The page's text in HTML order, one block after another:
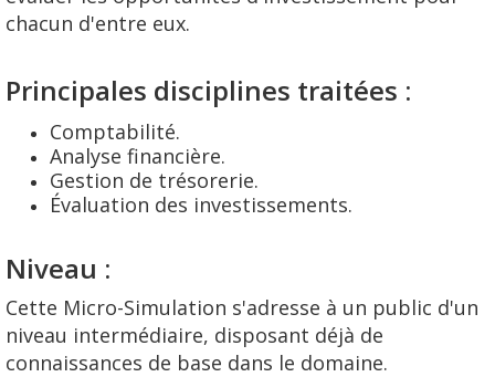
chacun d'entre eux.
Principales disciplines traitées :
Comptabilité.
Analyse financière.
Gestion de trésorerie.
Évaluation des investissements.
Niveau :
Cette Micro-Simulation s'adresse à un public d'un
niveau intermédiaire, disposant déjà de
connaissances de base dans le domaine.